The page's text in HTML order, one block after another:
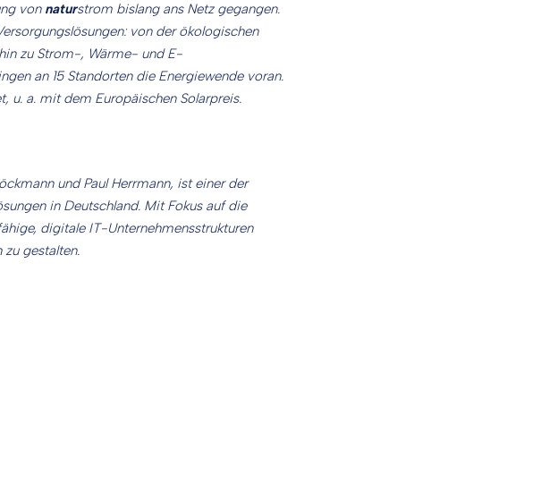
von naturstrom bislang ans Netz gegangen.
von der ökologischen
zu Strom-, Wärme- und E-
an 15 Standorten die Energiewende voran.
u. a. mit dem Europäischen Solarpreis.
und Paul Herrmann, ist einer der
in Deutschland. Mit Fokus auf die
digitale IT-Unternehmensstrukturen
gestalten.